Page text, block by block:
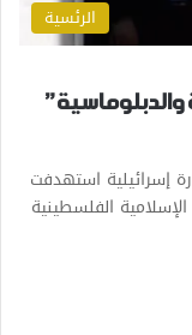
الرئسية
إسرائيلية استهدفت
الفلسطينية